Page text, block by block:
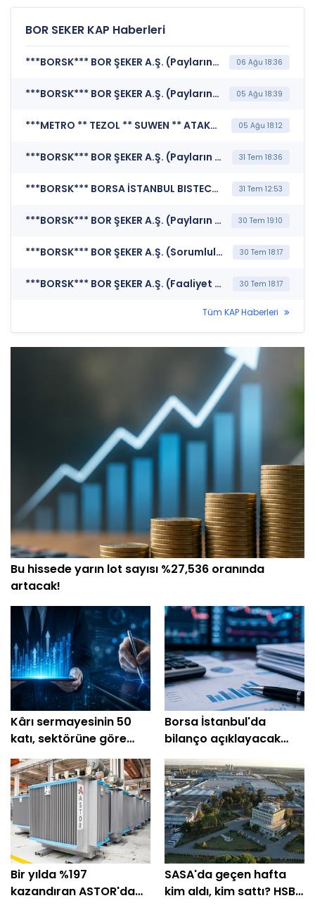
BOR SEKER KAP Haberleri
***BORSK*** BOR ŞEKER A.Ş. (Payların Geri Alınmasına İlişkin Bildirim) 06 Ağu 18:36
***BORSK*** BOR ŞEKER A.Ş. (Payların Geri Alınmasına İlişkin Bildirim) 05 Ağu 18:39
***METRO ** TEZOL ** SUWEN ** ATAKP ** ULUFA ** EKIM ** AKSGY ** PRKME ** TRALT ** GEREL ** BOSSA ** ARSAN ** BORSK*** BORSA İSTANBUL A.Ş. (BIST Pay Endeksleri) 05 Ağu 18:12
***BORSK*** BOR ŞEKER A.Ş. (Payların Geri Alınmasına İlişkin Bildirim) 31 Tem 18:36
***BORSK*** BORSA İSTANBUL BISTECH DEVRE KESİCİ UYGULAMASI (Pay Bazında Devre Kesici Bildirimi) 31 Tem 12:53
***BORSK*** BOR ŞEKER A.Ş. (Payların Geri Alınmasına İlişkin Bildirim) 30 Tem 19:10
***BORSK*** BOR ŞEKER A.Ş. (Sorumluluk Beyanı (Konsolide Olmayan)) 30 Tem 18:17
***BORSK*** BOR ŞEKER A.Ş. (Faaliyet Raporu (Konsolide Olmayan)) 30 Tem 18:17
Tüm KAP Haberleri
Bu hissede yarın lot sayısı %27,536 oranında
artacak!
Kârı sermayesinin 50
katı, sektörüne göre
ucuz hisseler!
Borsa İstanbul'da
bilanço açıklayacak
şirketler! (10-14
Ağustos)
Bir yılda %197
kazandıran ASTOR'da
SASA'da geçen hafta
kim aldı, kim sattı? HSBC